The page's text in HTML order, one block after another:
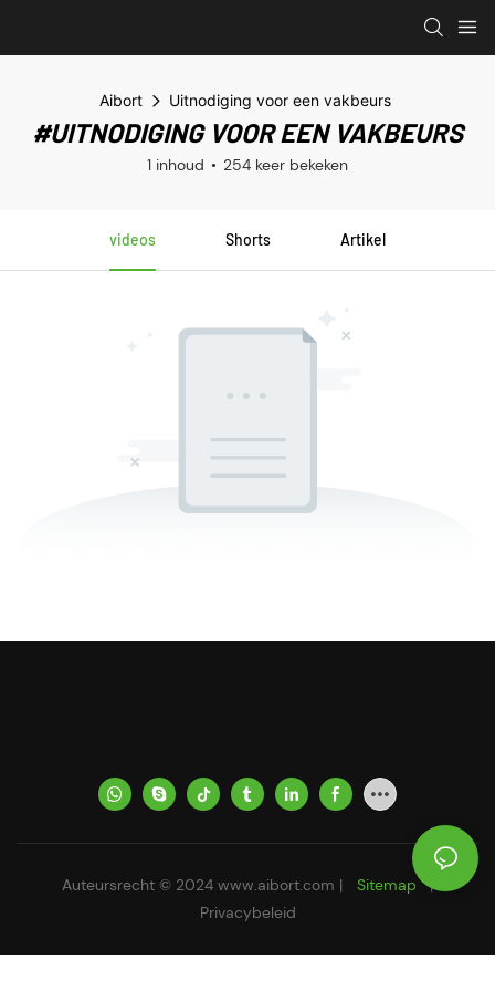
Aibort Uitnodiging voor een vakbeurs
#UITNODIGING VOOR EEN VAKBEURS
1 inhoud 254 keer bekeken
videos Shorts Artikel
Auteursrecht © 2024 www.aibort.com | Sitemap |
Privacybeleid